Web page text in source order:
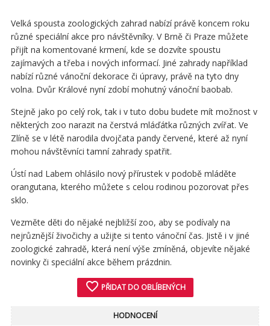
Velká spousta zoologických zahrad nabízí právě koncem roku
různé speciální akce pro návštěvníky. V Brně či Praze můžete
přijít na komentované krmení, kde se dozvíte spoustu
zajímavých a třeba i nových informací. Jiné zahrady například
nabízí různé vánoční dekorace či úpravy, právě na tyto dny
volna. Dvůr Králové nyní zdobí mohutný vánoční baobab.
Stejně jako po celý rok, tak i v tuto dobu budete mít možnost v
některých zoo narazit na čerstvá mláďátka různých zvířat. Ve
Zlíně se v létě narodila dvojčata pandy červené, které až nyní
mohou návštěvníci tamní zahrady spatřit.
Ústí nad Labem ohlásilo nový přírustek v podobě mláděte
orangutana, kterého můžete s celou rodinou pozorovat přes
sklo.
Vezměte děti do nějaké nejbližší zoo, aby se podívaly na
nejrůznější živočichy a užijte si tento vánoční čas. Jistě i v jiné
zoologické zahradě, která není výše zmíněná, objevíte nějaké
novinky či speciální akce během prázdnin.
favorite_border PŘIDAT DO OBLÍBENÝCH
HODNOCENÍ